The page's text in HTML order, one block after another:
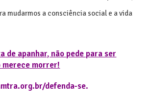
mudarmos a consciência social e a vida
de apanhar, não pede para ser
merece morrer!
defenda-se.